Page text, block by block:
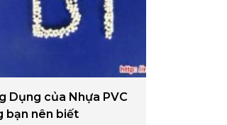
Dụng của Nhựa PVC
bạn nên biết